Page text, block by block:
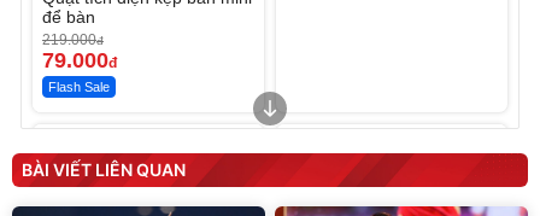
để bàn
219.000đ
79.000đ
Flash Sale
tức thì Vaseline Body
190.000đ
138.330đ
D2-001 - Thông Minh
3.000.000
2.200.000đ
BÀI VIẾT LIÊN QUAN